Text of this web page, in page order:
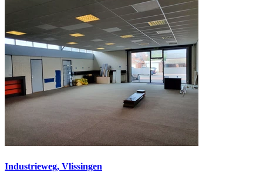
Industrieweg, Vlissingen